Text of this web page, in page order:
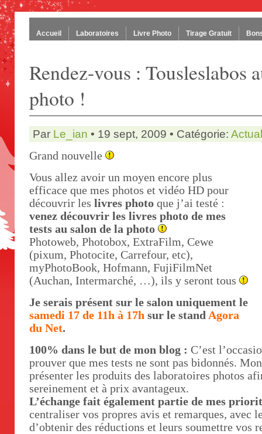
Accueil Laboratoires Livre Photo Tirage Gratuit
Rendez-vous : Tousleslabos
photo !
Par Le_ian • 19 sept, 2009 • Catégorie:
Grand nouvelle
Vous allez avoir un moyen encore plus
efficace que mes photos et vidéo HD pour
découvrir les livres photo que j’ai testé :
venez découvrir les livres photo de mes
tests au salon de la photo
Photoweb, Photobox, ExtraFilm, Cewe
(pixum, Photocite, Carrefour, etc),
myPhotoBook, Hofmann, FujiFilmNet
(Auchan, Intermarché, …), ils y seront tous
Je serais présent sur le salon uniquement le
samedi 17 de 11h à 17h sur le stand Agora
du Net.
100% dans le but de mon blog : C’est
prouver que mes tests ne sont pas bidonnés.
présenter les produits des laboratoires photos
sereinement et à prix avantageux.
L’échange fait également partie de mes
centraliser vos propres avis et remarques, avec
d’obtenir des réductions et leurs soumettre vos